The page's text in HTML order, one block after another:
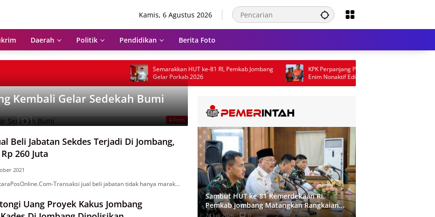
Kamis, 6 Agustus 2026
Daerah Politik Pendidikan Berita Foto
Semarakkan HUT ke-81 RI, Pemkab Jombang
Gelar Porkab 2026
KPK Perpanjang Penahanan Bupati Muara
Enim Nonaktif Edison
4 Foto
Kembali Gelar Sedekah Bumi
Beli Jabatan Sekdes Terjadi Di Jombang,
260 Juta
2021
Transaksi jual beli jabatan tidak hanya marak…
Uang Proyek Kakus Jombang
Sambut HUT ke-81 Kemerdekaan RI,
Pemkab Jombang Matangkan Rangkaian
Agende Kegiatan
24 Juli 2026 0